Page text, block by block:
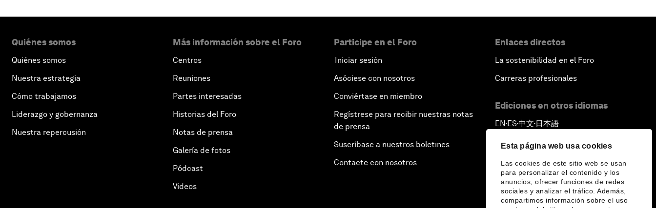
Esta página web usa cookies
Las cookies de este sitio web se usan
para personalizar el contenido y los
anuncios, ofrecer funciones de redes
sociales y analizar el tráfico. Además,
compartimos información sobre el uso
Quiénes somos
Quiénes somos
Nuestra estrategia
Cómo trabajamos
Liderazgo y gobernanza
Nuestra repercusión
Más información sobre el Foro
Centros
Reuniones
Partes interesadas
Historias del Foro
Notas de prensa
Galería de fotos
Pódcast
Vídeos
Participe en el Foro
Iniciar sesión
Asóciese con nosotros
Conviértase en miembro
Regístrese para recibir nuestras notas
de prensa
Suscríbase a nuestros boletines
Contacte con nosotros
Enlaces directos
La sostenibilidad en el Foro
Carreras profesionales
Ediciones en otros idiomas
EN ▪ ES▪中文▪ 日本語